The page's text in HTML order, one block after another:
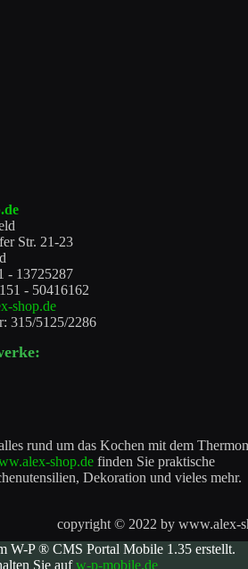
Str. 21-23
- 13725287
- 50416162
shop.de
315/5125/2286
rund um das Kochen mit dem
shop.de finden Sie praktische
Dekoration und vieles mehr.
copyright © 2022 by www.alex-
W-P ® CMS Portal Mobile 1.35 erstellt.
Sie aufw-p-mobile.de